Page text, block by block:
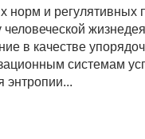
норм и регулятивных
в качестве
системам